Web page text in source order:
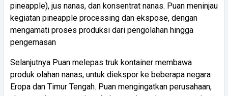
pineapple), jus nanas, dan konsentrat nanas. Puan meninjau
kegiatan pineapple processing dan ekspose, dengan
mengamati proses produksi dari pengolahan hingga
pengemasan
Selanjutnya Puan melepas truk kontainer membawa
produk olahan nanas, untuk diekspor ke beberapa negara
Eropa dan Timur Tengah. Puan mengingatkan perusahaan,